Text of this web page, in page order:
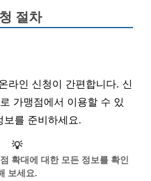
절차
라인 신청이 간편합니다. 신
가맹점에서 이용할 수 있
보를 준비하세요.
💡
확대에 대한 모든 정보를 확인
보세요.